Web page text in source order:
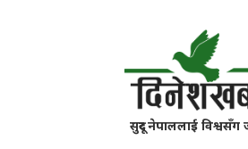
सुदूर नेपाललाई विश्वसँग